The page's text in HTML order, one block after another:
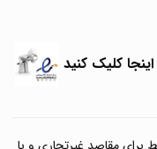
کلیک کنید